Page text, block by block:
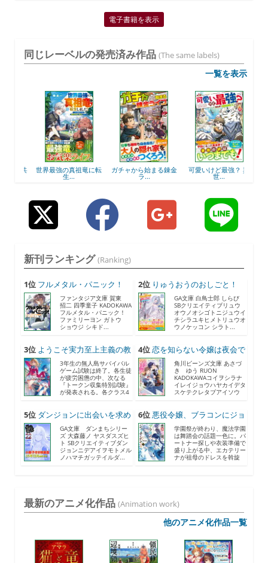
電子書籍を表示
同じレーベルの発売済み作品 (The same labels)
一覧を表示
世界最強の真祖竜に転
生...
ガチャから始まる錬金
ラ...
可愛いけど最強？ 異
世...
新刊ランキング (Ranking)
1位 フルメタル・パニック！
F...
ファンタジア文庫 賀東
招二 四季童子 KADOKAWA
フルメタル・パニック！
ファミリーヨン ガトウ
ショウジ シキド...
2位 りゅうおうのおしごと！
21...
GA文庫 白鳥士郎 しらび
SBクリエイティブリュウ
オウノオシゴトニジュウイ
チシラユキヒメトリュウオ
ウノケッコン シラト...
3位 ようこそ実力至上主義の教
室...
3年生の無人島サバイバル
ゲーム試験は終了。各生徒
が疲労困憊の中、次なる
『トークン収集特別試験』
が発表される。各クラス4
4位恋を知らない令嬢は夜会で
助...
角川ビーンズ文庫 あさづ
き ゆう RUON
KADOKAWAコイヲシラナ
イレイジョウハヤカイデタ
スケテクレタブアイソウ
5位 ダンジョンに出会いを求め
る...
GA文庫 ダンまちシリー
ズ 大森藤ノ ヤスダスズヒ
ト SBクリエイティブダン
ジョンニデアイヲモトメル
ノハマチガッテイルダ...
6位悪役令嬢、ブラコンにジョ
ブ...
学園祭が終わり、魔法学園
は舞踏会の話題一色に。パ
ートナー探しや衣装準備で
盛り上がる中、エカテリー
ナが祖母のドレスを斡旋
最新のアニメ化作品 (Animation work)
他のアニメ化作品一覧